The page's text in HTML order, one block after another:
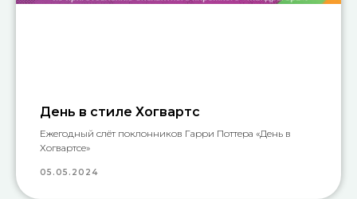
День в стиле Хогвартс
Ежегодный слёт поклонников Гарри Поттера «День в
Хогвартсе»
05.05.2024